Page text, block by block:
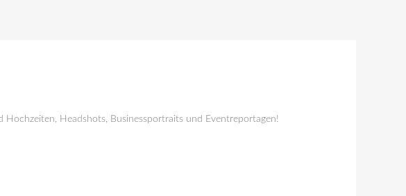
Headshots, Businessportraits und Eventreportagen!